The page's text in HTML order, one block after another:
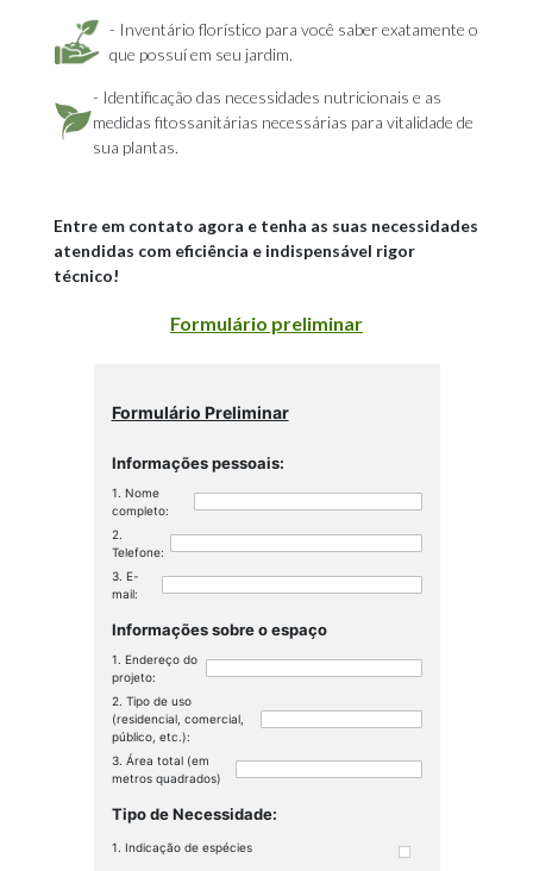
- Inventário florístico para você saber exatamente o
que possuí em seu jardim.
- Identificação das necessidades nutricionais e as
medidas fitossanitárias necessárias para vitalidade de
sua plantas.
Entre em contato agora e tenha as suas necessidades
atendidas com eficiência e indispensável rigor
técnico!
Formulário preliminar
Formulário Preliminar
Informações pessoais:
Nome
completo:
Telefone:
E-
mail:
Informações sobre o espaço
Endereço do
projeto:
Tipo de uso
(residencial, comercial,
público, etc.):
Área total (em
metros quadrados)
Tipo de Necessidade:
Indicação de espécies